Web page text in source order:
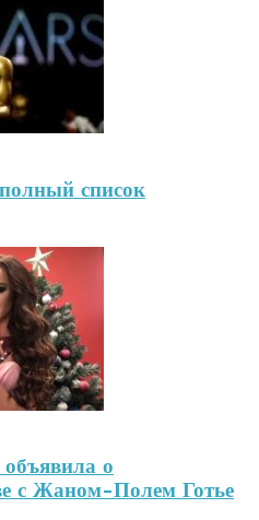
список
о
с Жаном-Полем Готье